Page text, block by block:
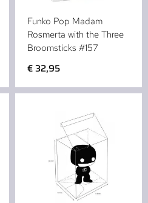
Funko Pop Madam
Rosmerta with the Three
Broomsticks #157
€32,95